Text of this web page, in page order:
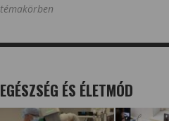
témakörben
EGÉSZSÉG ÉS ÉLETMÓD